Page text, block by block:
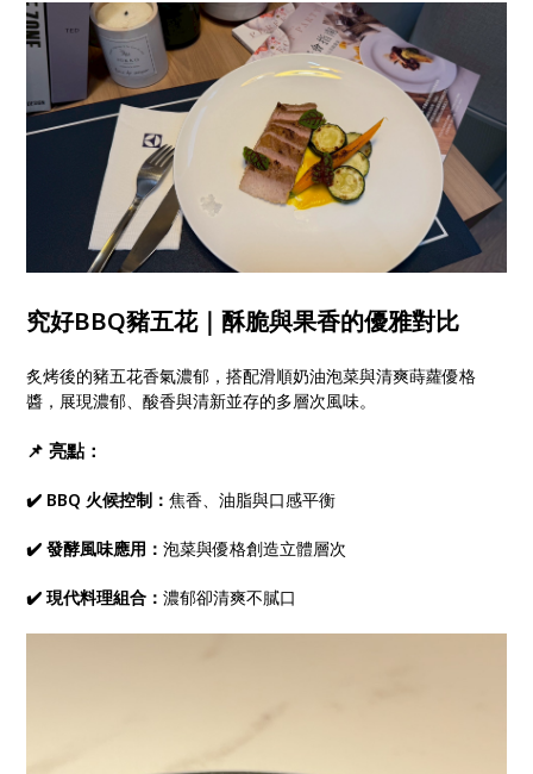
究好BBQ豬五花｜酥脆與果香的優雅對比
炙烤後的豬五花香氣濃郁，搭配滑順奶油泡菜與清爽蒔蘿優格
醬，展現濃郁、酸香與清新並存的多層次風味。
📌 亮點：
✔️ BBQ 火候控制：焦香、油脂與口感平衡
✔️ 發酵風味應用：泡菜與優格創造立體層次
✔️ 現代料理組合：濃郁卻清爽不膩口